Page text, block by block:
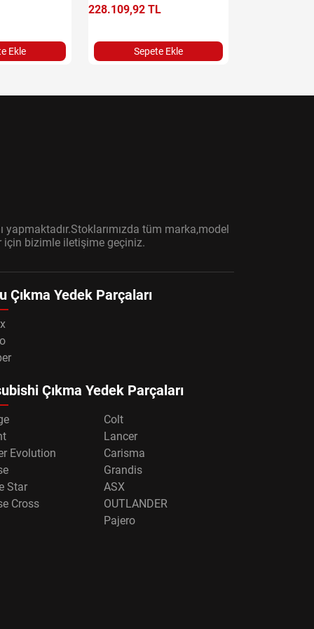
Ekle
228.109,92 TL
Sepete Ekle
tüm marka,model
için bizimle iletişime geçiniz.
Çıkma Yedek Parçaları
Çıkma Yedek Parçaları
Colt
Lancer
Evolution
Carisma
Grandis
Star
ASX
Cross
OUTLANDER
Pajero